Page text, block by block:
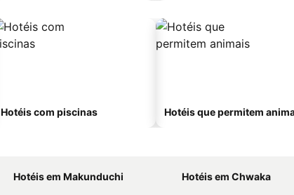
Hotéis com piscinas Hotéis que permitem
Hotéis em Makunduchi
Hotéis em Chwaka